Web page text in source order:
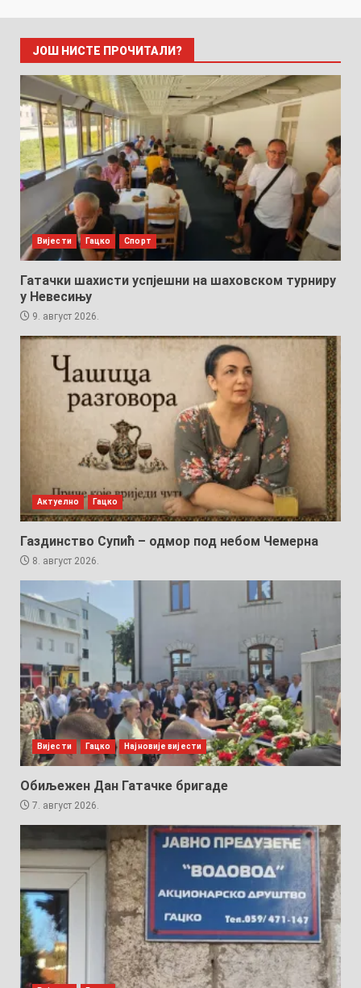
ЈОШ НИСТЕ ПРОЧИТАЛИ?
Вијести Гацко Спорт
Гатачки шахисти успјешни на шаховском турниру
у Невесињу
9. август 2026.
Актуелно Гацко
Газдинство Супић – одмор под небом Чемерна
8. август 2026.
Вијести Гацко Најновије вијести
Обиљежен Дан Гатачке бригаде
7. август 2026.